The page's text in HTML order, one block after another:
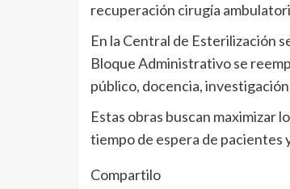
recuperación cirugía
En la Central de Esterilización
Bloque Administrativo se
público, docencia,
Estas obras buscan maximizar
tiempo de espera de pacientes
Compartilo